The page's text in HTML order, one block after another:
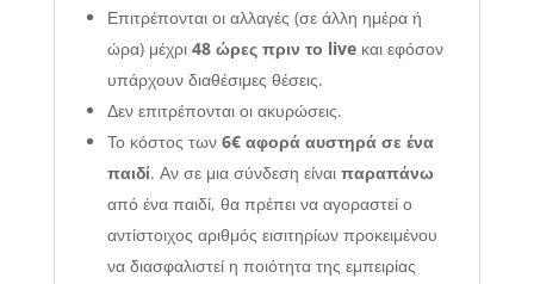
Επιτρέπονται οι αλλαγές (σε άλλη ημέρα ή
ώρα) μέχρι 48 ώρες πριν το liveκαι εφόσον
υπάρχουν διαθέσιμες θέσεις.
Δεν επιτρέπονται οι ακυρώσεις.
Το κόστος των 6€ αφορά αυστηρά σε ένα
παιδί. Αν σε μια σύνδεση είναι παραπάνω
από ένα παιδί, θα πρέπει να αγοραστεί ο
αντίστοιχος αριθμός εισιτηρίων προκειμένου
να διασφαλιστεί η ποιότητα της εμπειρίας